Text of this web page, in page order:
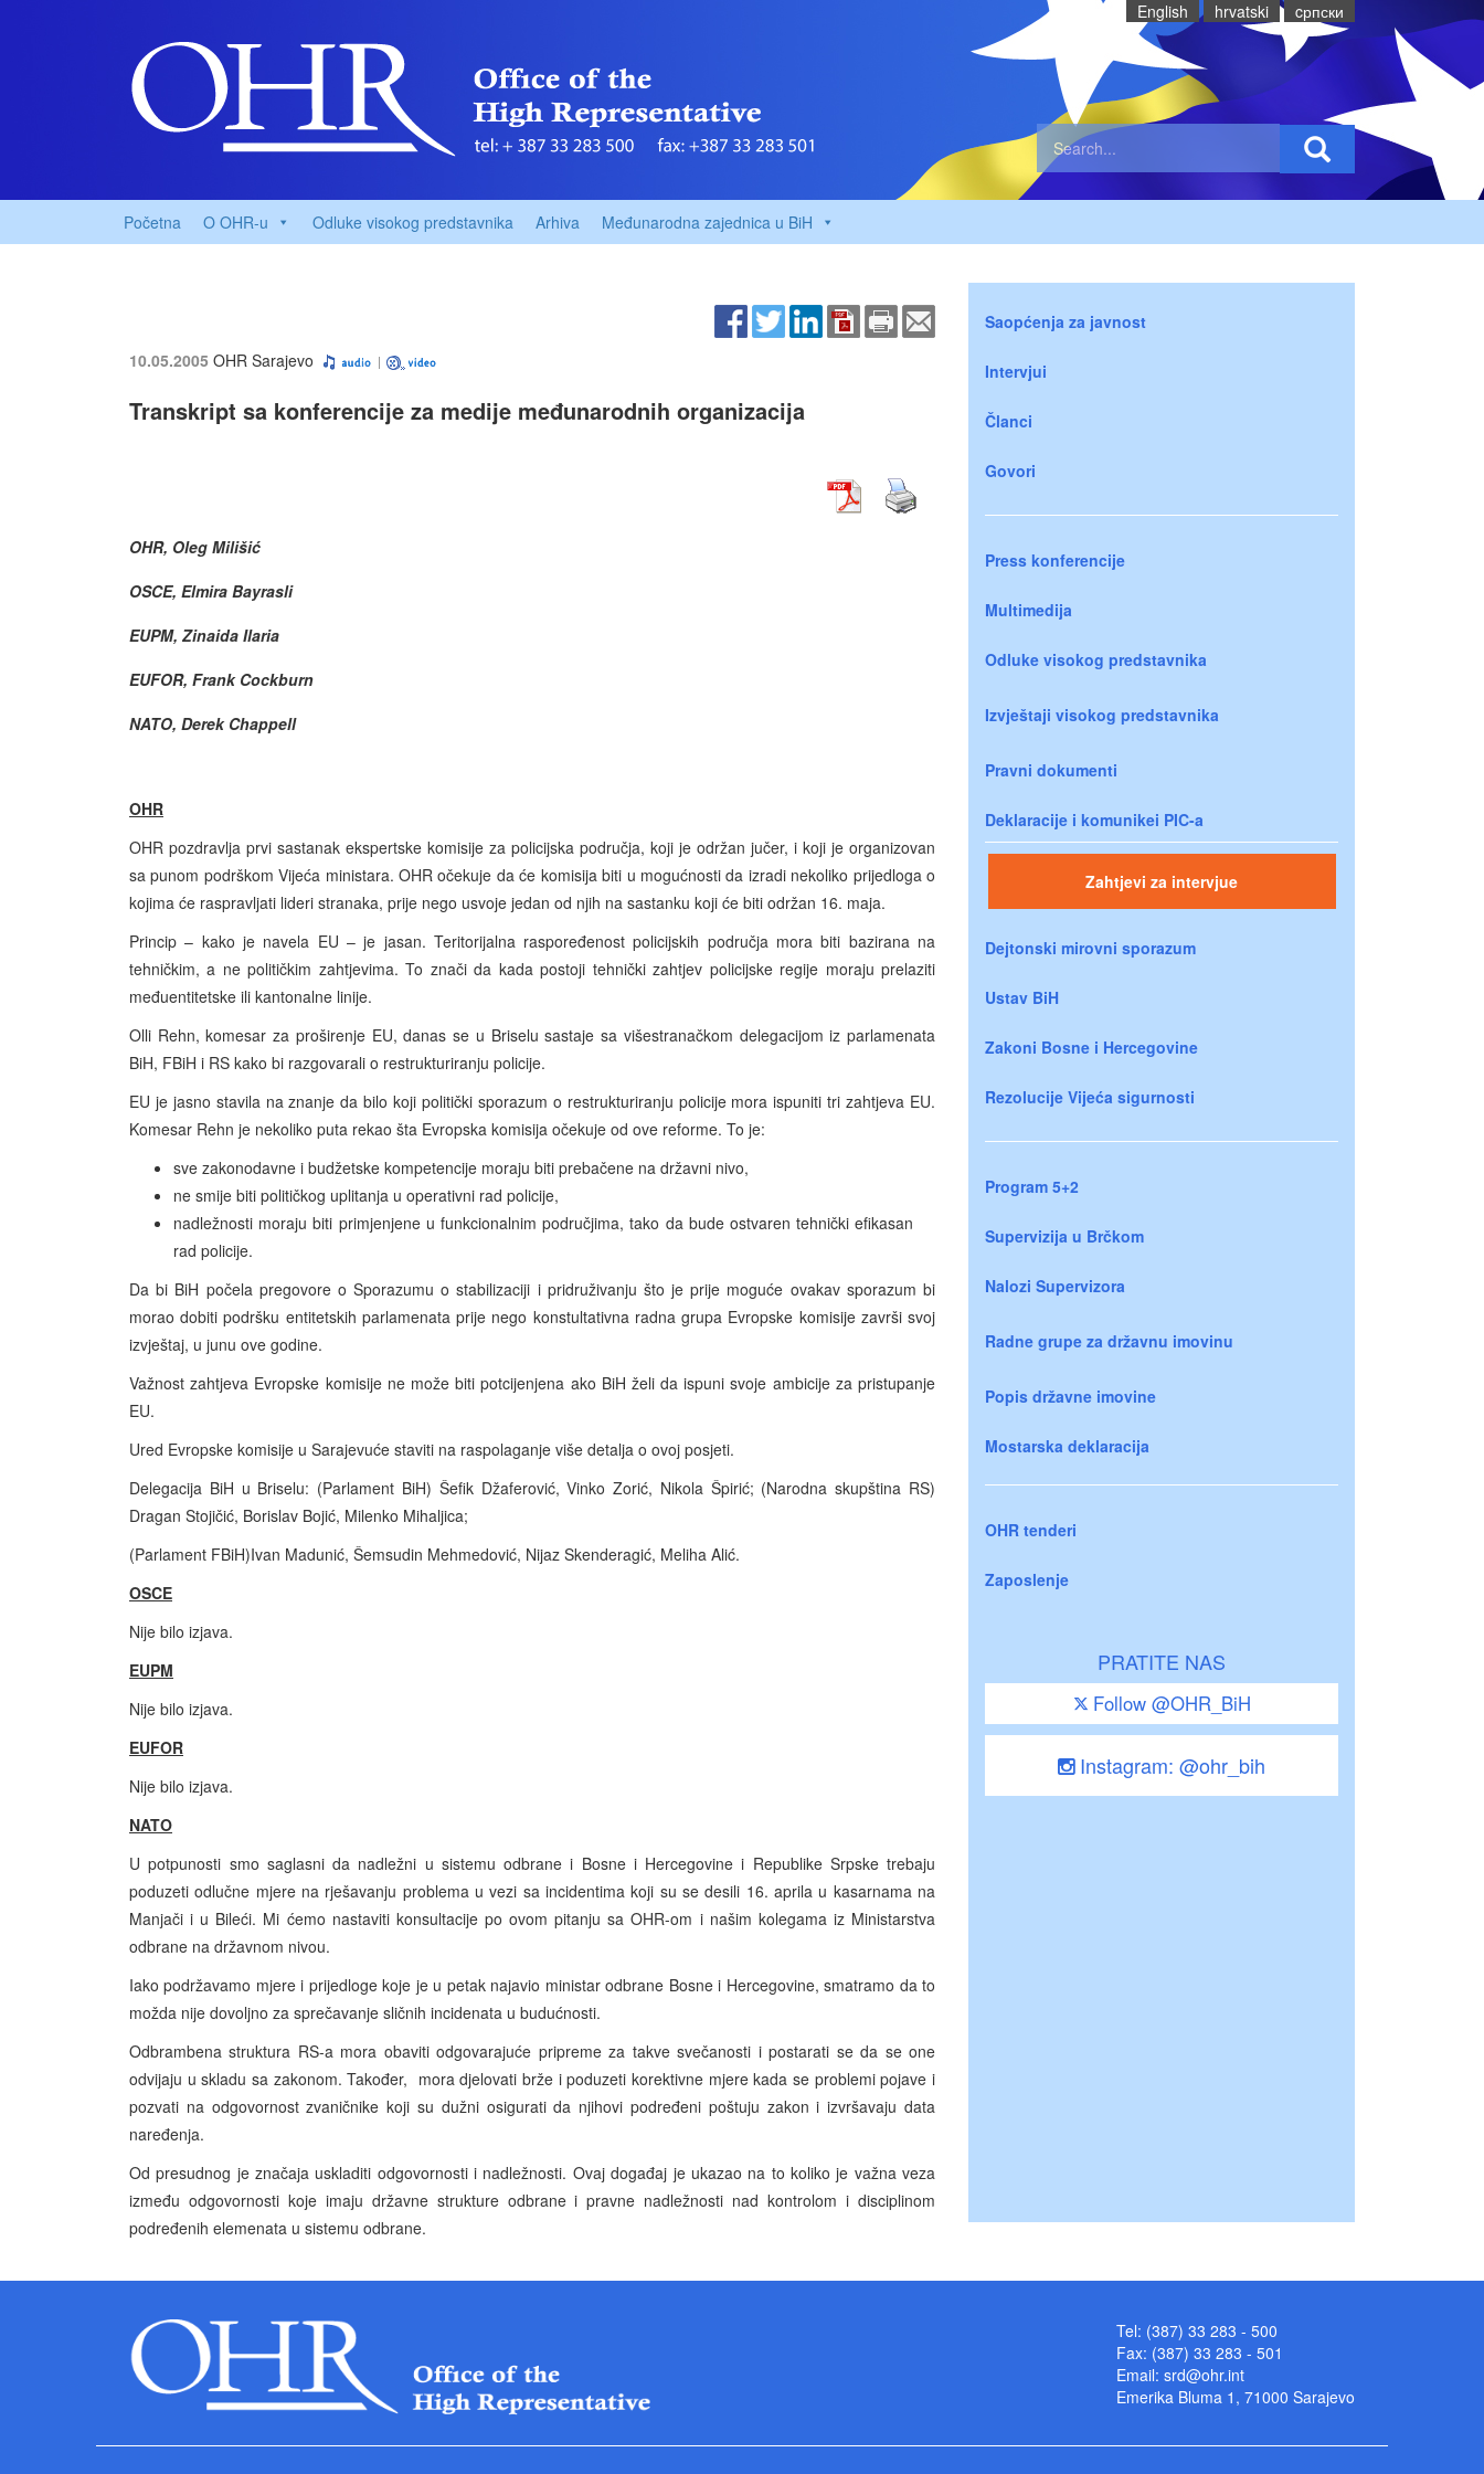
English hrvatski cрпски
Početna O OHR-u Odluke visokog predstavnika Arhiva Međunarodna zajednica u BiH
10.05.2005 OHR Sarajevo
Transkript sa konferencije za medije međunarodnih organizacija
OHR, Oleg Milišić
OSCE, Elmira Bayrasli
EUPM, Zinaida Ilaria
EUFOR, Frank Cockburn
NATO, Derek Chappell
OHR
OHR pozdravlja prvi sastanak ekspertske komisije za policijska područja, koji je održan jučer, i koji je organizovan
sa punom podrškom Vijeća ministara. OHR očekuje da će komisija biti u mogućnosti da izradi nekoliko prijedloga o
kojima će raspravljati lideri stranaka, prije nego usvoje jedan od njih na sastanku koji će biti održan 16. maja.
Princip – kako je navela EU – je jasan. Teritorijalna raspoređenost policijskih područja mora biti bazirana na
tehničkim, a ne političkim zahtjevima. To znači da kada postoji tehnički zahtjev policijske regije moraju prelaziti
međuentitetske ili kantonalne linije.
Olli Rehn, komesar za proširenje EU, danas se u Briselu sastaje sa višestranačkom delegacijom iz parlamenata
BiH, FBiH i RS kako bi razgovarali o restrukturiranju policije.
EU je jasno stavila na znanje da bilo koji politički sporazum o restrukturiranju policije mora ispuniti tri zahtjeva EU.
Komesar Rehn je nekoliko puta rekao šta Evropska komisija očekuje od ove reforme. To je:
sve zakonodavne i budžetske kompetencije moraju biti prebačene na državni nivo,
ne smije biti političkog uplitanja u operativni rad policije,
nadležnosti moraju biti primjenjene u funkcionalnim područjima, tako da bude ostvaren tehnički efikasan
rad policije.
Da bi BiH počela pregovore o Sporazumu o stabilizaciji i pridruživanju što je prije moguće ovakav sporazum bi
morao dobiti podršku entitetskih parlamenata prije nego konstultativna radna grupa Evropske komisije završi svoj
izvještaj, u junu ove godine.
Važnost zahtjeva Evropske komisije ne može biti potcijenjena ako BiH želi da ispuni svoje ambicije za pristupanje
EU.
Ured Evropske komisije u Sarajevuće staviti na raspolaganje više detalja o ovoj posjeti.
Delegacija BiH u Briselu: (Parlament BiH) Šefik Džaferović, Vinko Zorić, Nikola Špirić; (Narodna skupština RS)
Dragan Stojičić, Borislav Bojić, Milenko Mihaljica;
(Parlament FBiH)Ivan Madunić, Šemsudin Mehmedović, Nijaz Skenderagić, Meliha Alić.
OSCE
Nije bilo izjava.
EUPM
Nije bilo izjava.
EUFOR
Nije bilo izjava.
NATO
U potpunosti smo saglasni da nadležni u sistemu odbrane i Bosne i Hercegovine i Republike Srpske trebaju
poduzeti odlučne mjere na rješavanju problema u vezi sa incidentima koji su se desili 16. aprila u kasarnama na
Manjači i u Bileći. Mi ćemo nastaviti konsultacije po ovom pitanju sa OHR-om i našim kolegama iz Ministarstva
odbrane na državnom nivou.
Iako podržavamo mjere i prijedloge koje je u petak najavio ministar odbrane Bosne i Hercegovine, smatramo da to
možda nije dovoljno za sprečavanje sličnih incidenata u budućnosti.
Odbrambena struktura RS-a mora obaviti odgovarajuće pripreme za takve svečanosti i postarati se da se one
odvijaju u skladu sa zakonom. Također, mora djelovati brže i poduzeti korektivne mjere kada se problemi pojave i
pozvati na odgovornost zvaničnike koji su dužni osigurati da njihovi podređeni poštuju zakon i izvršavaju data
naređenja.
Od presudnog je značaja uskladiti odgovornosti i nadležnosti. Ovaj događaj je ukazao na to koliko je važna veza
između odgovornosti koje imaju državne strukture odbrane i pravne nadležnosti nad kontrolom i disciplinom
podređenih elemenata u sistemu odbrane.
Saopćenja za javnost
Intervjui
Članci
Govori
Press konferencije
Multimedija
Odluke visokog predstavnika
Izvještaji visokog predstavnika
Pravni dokumenti
Deklaracije i komunikei PIC-a
Zahtjevi za intervjue
Dejtonski mirovni sporazum
Ustav BiH
Zakoni Bosne i Hercegovine
Rezolucije Vijeća sigurnosti
Program 5+2
Supervizija u Brčkom
Nalozi Supervizora
Radne grupe za državnu imovinu
Popis državne imovine
Mostarska deklaracija
OHR tenderi
Zaposlenje
PRATITE NAS
Follow @OHR_BiH
Instagram: @ohr_bih
Tel: (387) 33 283 - 500
Fax: (387) 33 283 - 501
Email: srd@ohr.int
Emerika Bluma 1, 71000 Sarajevo